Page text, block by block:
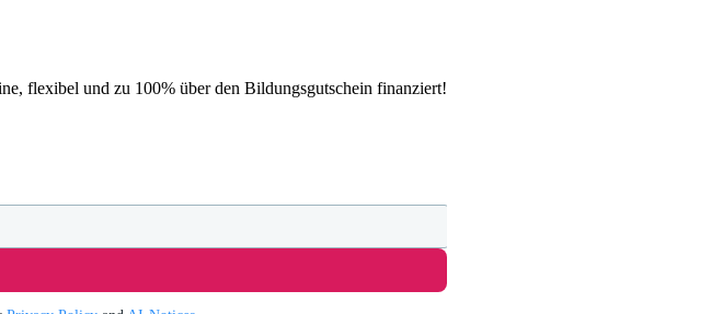
flexibel und zu 100% über den Bildungsgutschein finanziert!